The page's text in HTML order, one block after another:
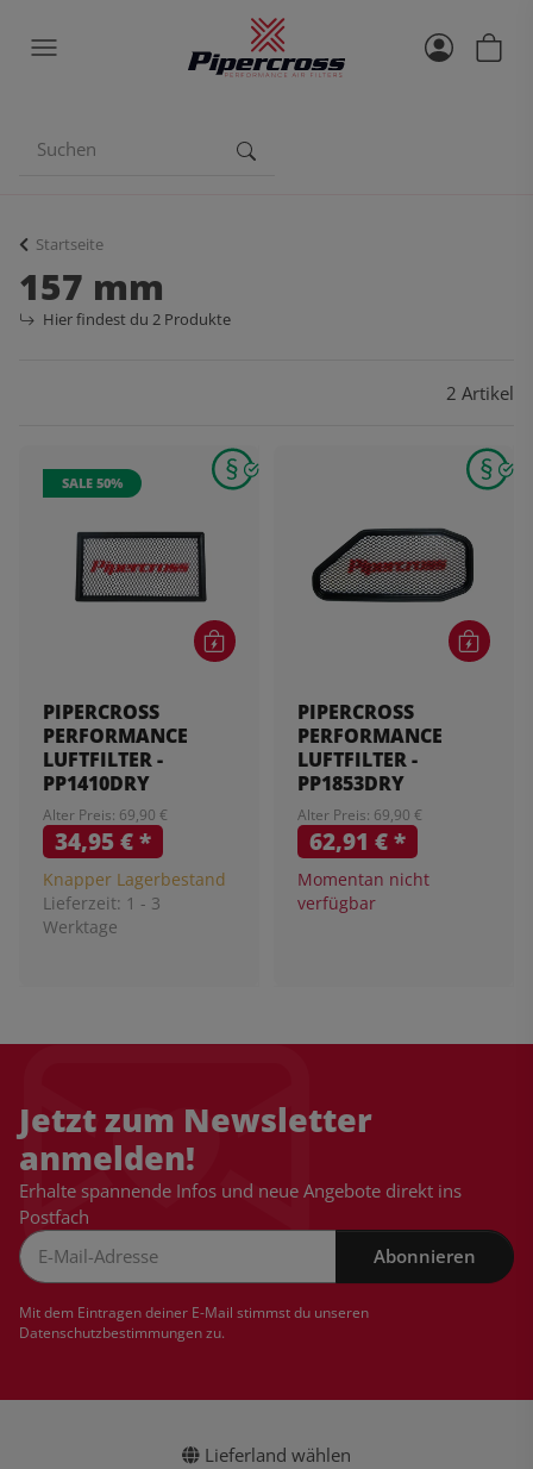
Startseite
157 mm
Hier findest du 2 Produkte
2 Artikel
SALE 50%
PIPERCROSS
PERFORMANCE
LUFTFILTER -
PP1410DRY
Alter Preis: 69,90 €
34,95 €*
Knapper Lagerbestand
Lieferzeit: 1 - 3
Werktage
PIPERCROSS
PERFORMANCE
LUFTFILTER -
PP1853DRY
Alter Preis: 69,90 €
62,91 €*
Momentan nicht
verfügbar
Jetzt zum Newsletter
anmelden!
Erhalte spannende Infos und neue Angebote direkt ins
Postfach
Abonnieren
Mit dem Eintragen deiner E-Mail stimmst du unseren
Datenschutzbestimmungenzu.
Lieferland wählen